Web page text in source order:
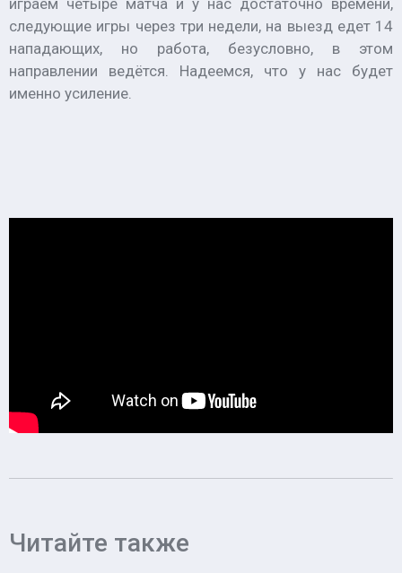
играем четыре матча и у нас достаточно времени,
следующие игры через три недели, на выезд едет 14
нападающих, но работа, безусловно, в этом
направлении ведётся. Надеемся, что у нас будет
именно усиление.
Читайте также